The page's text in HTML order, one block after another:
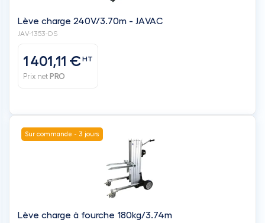
Lève charge 240V/3.70m - JAVAC
JAV-1353-DS
1 401,11 €HT
Prix net PRO
Sur commande - 3 jours
Lève charge à fourche 180kg/3.74m